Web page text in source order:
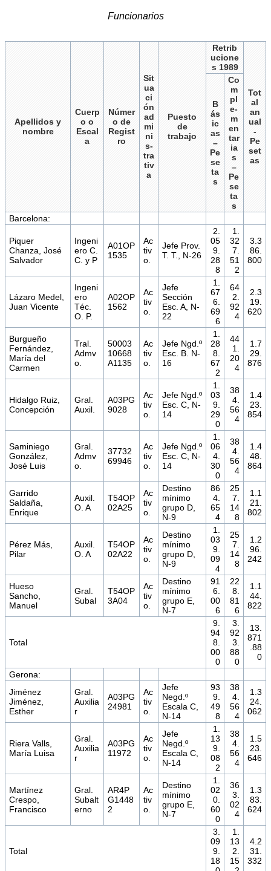
Funcionarios
Apellidos y
nombre
Cuerp
o o
Escal
a
Númer
o de
Regist
ro
Sit
ua
ci
ón
ad
mi
ni
s-
tra
tiv
a
Puesto
de
trabajo
Retrib
ucione
s 1989
Tot
al
an
ual
-
Pe
set
as
B
ás
ic
as
–
Pe
se
ta
s
Co
m
pl
e-
m
en
tar
ia
s
–
Pe
se
ta
s
Barcelona:
Piquer
Chanza, José
Salvador
Ingeni
ero C.
C. y P
A01OP
1535
Ac
tiv
o.
Jefe Prov.
T. T., N-26
2.
05
9.
28
8
1.
32
7.
51
2
3.3
86.
800
Lázaro Medel,
Juan Vicente
Ingeni
ero
Téc.
O. P.
A02OP
1562
Ac
tiv
o.
Jefe
Sección
Esc. A, N-
22
1.
67
6.
69
6
64
2.
92
4
2.3
19.
620
Burgueño
Fernández,
María del
Carmen
Tral.
Admv
o.
50003
10668
A1135
Ac
tiv
o.
Jefe Ngd.º
Esc. B. N-
16
1.
28
8.
67
2
44
1.
20
4
1.7
29.
876
Hidalgo Ruiz,
Concepción
Gral.
Auxil.
A03PG
9028
Ac
tiv
o.
Jefe Ngd.º
Esc. C, N-
14
1.
03
9.
29
0
38
4.
56
4
1.4
23.
854
Saminiego
González,
José Luis
Gral.
Admv
o.
37732
69946
Ac
tiv
o.
Jefe Ngd.º
Esc. C, N-
14
1.
06
4.
30
0
38
4.
56
4
1.4
48.
864
Garrido
Saldaña,
Enrique
Auxil.
O. A
T54OP
02A25
Ac
tiv
o.
Destino
mínimo
grupo D,
N-9
86
4.
65
4
25
7.
14
8
1.1
21.
802
Pérez Más,
Pilar
Auxil.
O. A
T54OP
02A22
Ac
tiv
o.
Destino
mínimo
grupo D,
N-9
1.
03
9.
09
4
25
7.
14
8
1.2
96.
242
Hueso
Sancho,
Manuel
Gral.
Subal
T54OP
3A04
Ac
tiv
o.
Destino
mínimo
grupo E,
N-7
91
6.
00
6
22
8.
81
6
1.1
44.
822
Total
9.
94
8.
00
0
3.
92
3.
88
0
13.
871
.88
0
Gerona:
Jiménez
Jiménez,
Esther
Gral.
Auxilia
r
A03PG
24981
Ac
tiv
o.
Jefe
Negd.º
Escala C,
N-14
93
9.
49
8
38
4.
56
4
1.3
24.
062
Riera Valls,
María Luisa
Gral.
Auxilia
r
A03PG
11972
Ac
tiv
o.
Jefe
Negd.º
Escala C,
N-14
1.
13
9.
08
2
38
4.
56
4
1.5
23.
646
Martínez
Crespo,
Francisco
Gral.
Subalt
erno
AR4P
G1448
2
Ac
tiv
o.
Destino
mínimo
grupo E,
N-7
1.
02
0.
60
0
36
3.
02
4
1.3
83.
624
Total
3.
09
9.
18
1.
13
2.
15
4.2
31.
332